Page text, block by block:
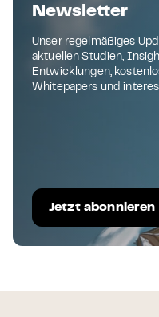
Newsletter
Unser regelmäßiges
aktuellen Studien,
Entwicklungen,
Whitepapers und
Jetzt abonnieren